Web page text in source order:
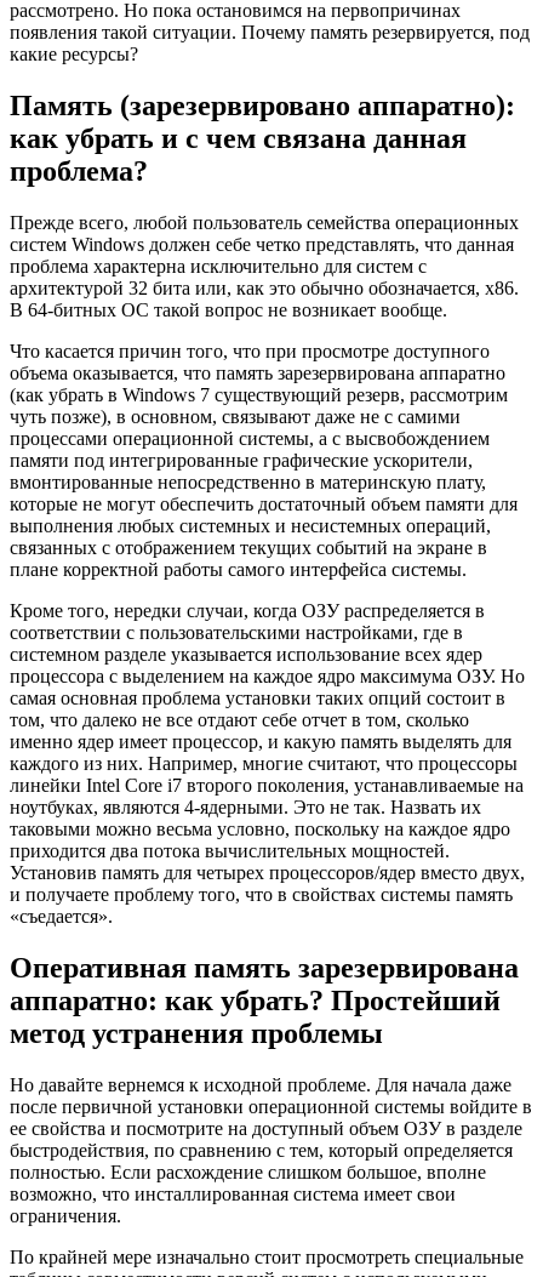
рассмотрено. Но пока остановимся на первопричинах
появления такой ситуации. Почему память резервируется, под
какие ресурсы?
Память (зарезервировано аппаратно):
как убрать и с чем связана данная
проблема?
Прежде всего, любой пользователь семейства операционных
систем Windows должен себе четко представлять, что данная
проблема характерна исключительно для систем с
архитектурой 32 бита или, как это обычно обозначается, х86.
В 64-битных ОС такой вопрос не возникает вообще.
Что касается причин того, что при просмотре доступного
объема оказывается, что память зарезервирована аппаратно
(как убрать в Windows 7 существующий резерв, рассмотрим
чуть позже), в основном, связывают даже не с самими
процессами операционной системы, а с высвобождением
памяти под интегрированные графические ускорители,
вмонтированные непосредственно в материнскую плату,
которые не могут обеспечить достаточный объем памяти для
выполнения любых системных и несистемных операций,
связанных с отображением текущих событий на экране в
плане корректной работы самого интерфейса системы.
Кроме того, нередки случаи, когда ОЗУ распределяется в
соответствии с пользовательскими настройками, где в
системном разделе указывается использование всех ядер
процессора с выделением на каждое ядро максимума ОЗУ. Но
самая основная проблема установки таких опций состоит в
том, что далеко не все отдают себе отчет в том, сколько
именно ядер имеет процессор, и какую память выделять для
каждого из них. Например, многие считают, что процессоры
линейки Intel Core i7 второго поколения, устанавливаемые на
ноутбуках, являются 4-ядерными. Это не так. Назвать их
таковыми можно весьма условно, поскольку на каждое ядро
приходится два потока вычислительных мощностей.
Установив память для четырех процессоров/ядер вместо двух,
и получаете проблему того, что в свойствах системы память
«съедается».
Оперативная память зарезервирована
аппаратно: как убрать? Простейший
метод устранения проблемы
Но давайте вернемся к исходной проблеме. Для начала даже
после первичной установки операционной системы войдите в
ее свойства и посмотрите на доступный объем ОЗУ в разделе
быстродействия, по сравнению с тем, который определяется
полностью. Если расхождение слишком большое, вполне
возможно, что инсталлированная система имеет свои
ограничения.
По крайней мере изначально стоит просмотреть специальные